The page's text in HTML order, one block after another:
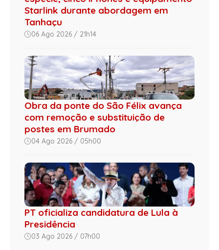
Starlink durante abordagem em
Tanhaçu
06 Ago 2026 / 21h14
Obra da ponte do São Félix avança
com remoção e substituição de
postes em Brumado
04 Ago 2026 / 05h00
PT oficializa candidatura de Lula à
Presidência
03 Ago 2026 / 07h00